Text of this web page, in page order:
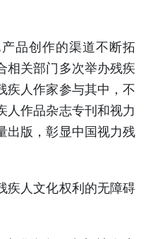
品创作的渠道不断拓
相关部门多次举办残疾
疾人作家参与其中，不
人作品杂志专刊和视力
出版，彰显中国视力残
人文化权利的无障碍